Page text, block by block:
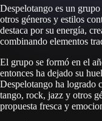
Despelotango es un
otros géneros y estilos
destaca por su energía,
combinando elementos
El grupo se formó en el
entonces ha dejado su
Despelotango ha logrado
tango, rock, jazz y otros
propuesta fresca y